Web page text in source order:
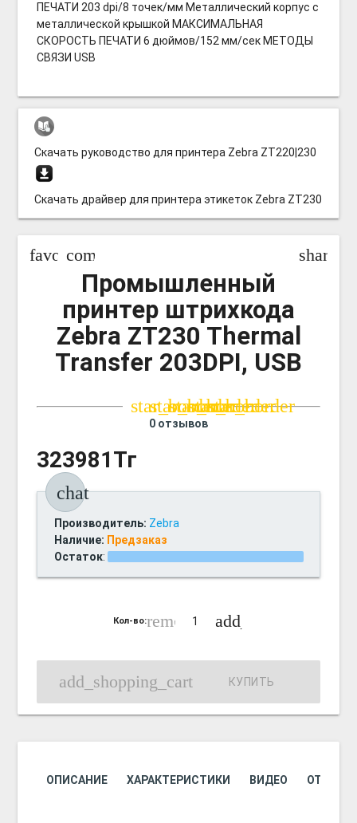
ПЕЧАТИ 203 dpi/8 точек/мм Металлический корпус с
металлической крышкой МАКСИМАЛЬНАЯ
СКОРОСТЬ ПЕЧАТИ 6 дюймов/152 мм/сек МЕТОДЫ
СВЯЗИ USB
Скачать руководство для принтера Zebra ZT220|230
Скачать драйвер для принтера этикеток Zebra ZT230
favorite_border
compare_arrows share
Промышленный
принтер штрихкода
Zebra ZT230 Thermal
Transfer 203DPI, USB
star_border
star_border
star_border
star_border
star_border
0 отзывов
323981Тг
chat
Производитель: Zebra
Наличие: Предзаказ
Остаток:
Кол-во:remove_circle_outline
add_circle_outline
add_shopping_cart КУПИТЬ
ОПИСАНИЕ ХАРАКТЕРИСТИКИ ВИДЕО